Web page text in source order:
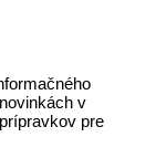
v
pre